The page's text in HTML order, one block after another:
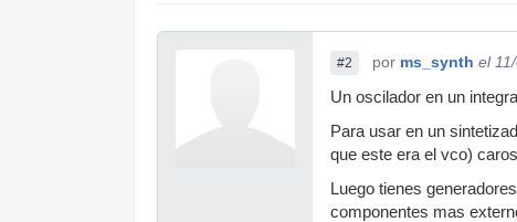
#2 por ms_synth el
Un oscilador en un
Para usar en un
que este era el vco)
Luego tienes
componentes mas